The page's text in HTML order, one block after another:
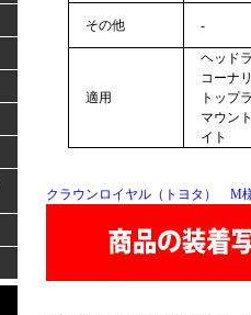
その他 -
適用
ヘッド
コーナ
トップ
マウン
イト
クラウンロイヤル（トヨタ） M